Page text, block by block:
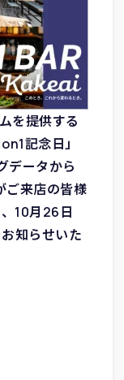
を提供する
記念日」
データから
ご来店の皆様
10月26日
知らせいた